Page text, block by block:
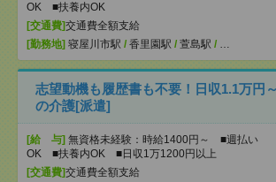
OK ■扶養内OK
[交通費]交通費全額支給
[勤務地] 寝屋川市駅 / 香里園駅 / 萱島駅 / …
志望動機も履歴書も不要！日収1.1万円
の介護[派遣]
[給 与] 無資格未経験：時給1400円～ ■週払い
OK ■扶養内OK ■日収1万1200円以上
[交通費]交通費全額支給